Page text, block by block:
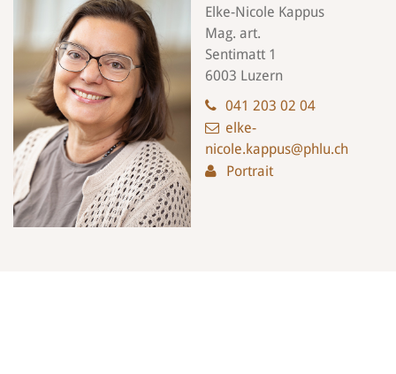
Elke-Nicole Kappus
Mag. art.
Sentimatt 1
6003 Luzern
041 203 02 04
elke-
nicole.kappus@phlu.ch
Portrait